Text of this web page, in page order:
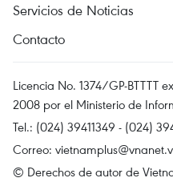
Servicios de Noticias
Contacto
Licencia No. 1374/GP-BTTTT
2008 por el Ministerio de
Tel.: (024) 39411349 - (024)
Correo:
© Derechos de autor de